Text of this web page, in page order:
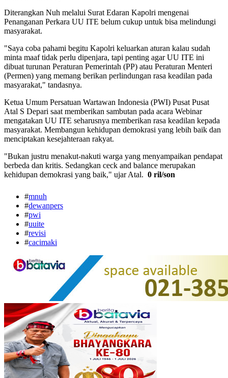
Diterangkan Nuh melalui Surat Edaran Kapolri mengenai
Penanganan Perkara UU ITE belum cukup untuk bisa melindungi
masyarakat.
"Saya coba pahami begitu Kapolri keluarkan aturan kalau sudah
minta maaf tidak perlu dipenjara, tapi penting agar UU ITE ini
dibuat turunan Peraturan Pemerintah (PP) atau Peraturan Menteri
(Permen) yang memang berikan perlindungan rasa keadilan pada
masyarakat," tandasnya.
Ketua Umum Persatuan Wartawan Indonesia (PWI) Pusat Pusat
Atal S Depari saat memberikan sambutan pada acara Webinar
mengatakan UU ITE seharusnya memberikan rasa keadilan kepada
masyarakat. Membangun kehidupan demokrasi yang lebih baik dan
menciptakan kesejahteraan rakyat.
"Bukan justru menakut-nakuti warga yang menyampaikan pendapat
berbeda dan kritis. Sedangkan ceck and balance merupakan
kehidupan demokrasi yang baik," ujar Atal. 0 ril/son
#mnuh
#dewanpers
#pwi
#uuite
#revisi
#cacimaki